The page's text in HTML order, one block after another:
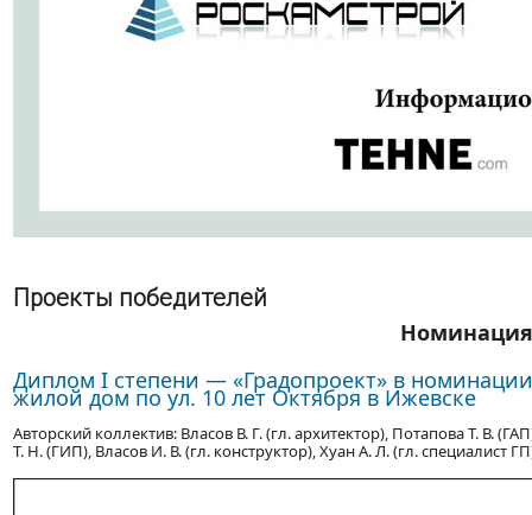
Проекты победителей
Диплом І степени — «Градопроект» в
жилой дом по ул. 10 лет Октября в Ижевске
Авторский коллектив: Власов В. Г. (гл. архитектор), Потапова Т. В.
Т. Н. (ГИП), Власов И. В. (гл. конструктор), Хуан А. Л. (гл. специалист